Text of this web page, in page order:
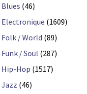
Blues (46)
Electronique (1609)
Folk / World (89)
Funk / Soul (287)
Hip-Hop (1517)
Jazz (46)